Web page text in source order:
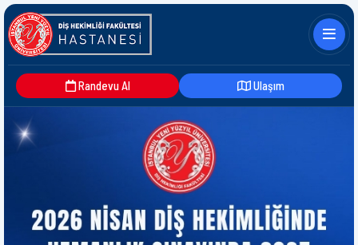
Randevu Al Ulaşım